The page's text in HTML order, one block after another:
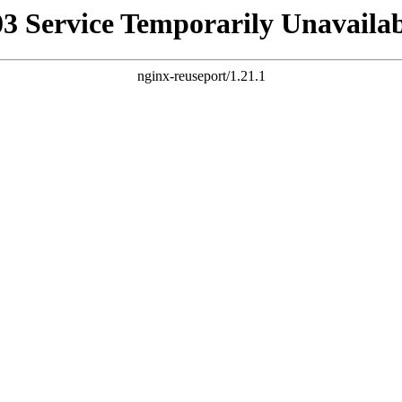
Service Temporarily
nginx-reuseport/1.21.1